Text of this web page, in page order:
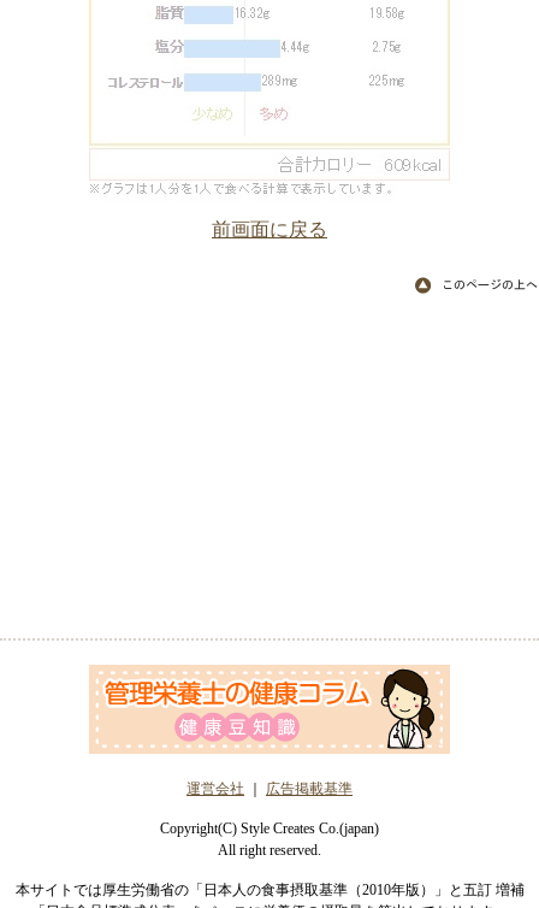
前画面に戻る
運営会社 広告掲載基準
Copyright(C) Style Creates Co.(japan)
All right reserved.
本サイトでは厚生労働省の「日本人の食事摂取基準（2010年版）」と五訂 増補